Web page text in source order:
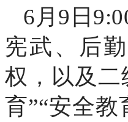
6月9日
宪武、后
权，以及二
育”“安全